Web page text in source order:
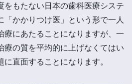
をもたない日本の歯科医療システ
「かかりつけ医」という形で一人
療にあたることになりますが、一
療の質を平均的に上げなくてはい
直面することになります。